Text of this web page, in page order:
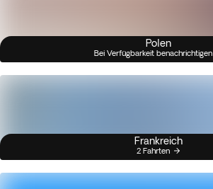
Polen
Bei Verfügbarkeit benachrichtigen
Frankreich
2 Fahrten